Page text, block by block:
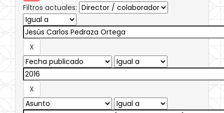
Filtros actuales: